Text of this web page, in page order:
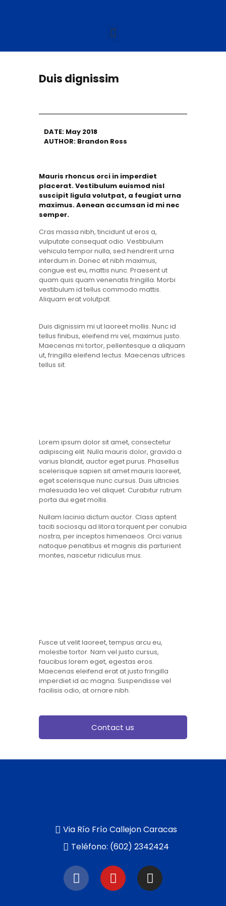
Duis dignissim
DATE: May 2018
AUTHOR: Brandon Ross
Mauris rhoncus orci in imperdiet
placerat. Vestibulum euismod nisl
suscipit ligula volutpat, a feugiat urna
maximus. Aenean accumsan id mi nec
semper.
Cras massa nibh, tincidunt ut eros a,
vulputate consequat odio. Vestibulum
vehicula tempor nulla, sed hendrerit urna
interdum in. Donec et nibh maximus,
congue est eu, mattis nunc. Praesent ut
quam quis quam venenatis fringilla. Morbi
vestibulum id tellus commodo mattis.
Aliquam erat volutpat.
Duis dignissim mi ut laoreet mollis. Nunc id
tellus finibus, eleifend mi vel, maximus justo.
Maecenas mi tortor, pellentesque a aliquam
ut, fringilla eleifend lectus. Maecenas ultrices
tellus sit.
Lorem ipsum dolor sit amet, consectetur
adipiscing elit. Nulla mauris dolor, gravida a
varius blandit, auctor eget purus. Phasellus
scelerisque sapien sit amet mauris laoreet,
eget scelerisque nunc cursus. Duis ultricies
malesuada leo vel aliquet. Curabitur rutrum
porta dui eget mollis.
Nullam lacinia dictum auctor. Class aptent
taciti sociosqu ad litora torquent per conubia
nostra, per inceptos himenaeos. Orci varius
natoque penatibus et magnis dis parturient
montes, nascetur ridiculus mus.
Fusce ut velit laoreet, tempus arcu eu,
molestie tortor. Nam vel justo cursus,
faucibus lorem eget, egestas eros.
Maecenas eleifend erat at justo fringilla
imperdiet id ac magna. Suspendisse vel
facilisis odio, at ornare nibh.
Contact us
Via Río Frío Callejon Caracas
Teléfono: (602) 2342424